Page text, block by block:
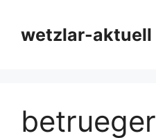
springenwetzlar-aktuell
betrueger